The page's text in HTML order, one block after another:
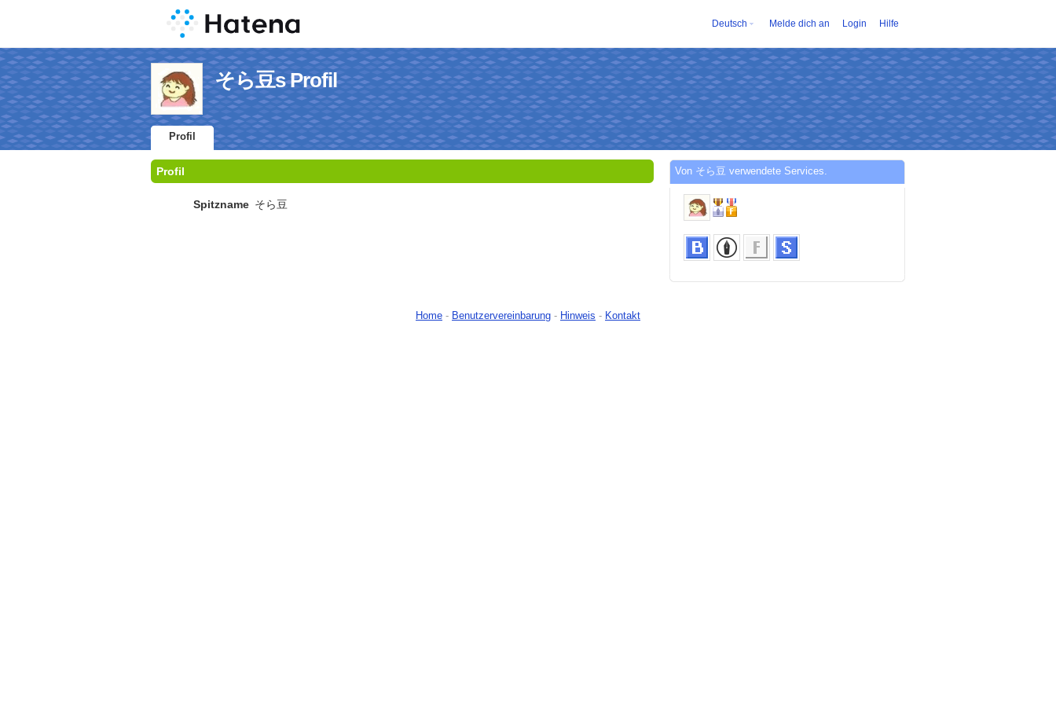
Deutsch Melde dich an Login Hilfe
そら豆s Profil
Profil
Profil
Spitzname そら豆
Von そら豆 verwendete Services.
Home - Benutzervereinbarung - Hinweis - Kontakt